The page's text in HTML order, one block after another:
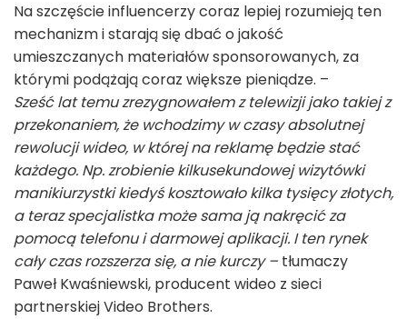
Na szczęście influencerzy coraz lepiej rozumieją ten
mechanizm i starają się dbać o jakość
umieszczanych materiałów sponsorowanych, za
którymi podążają coraz większe pieniądze. –
Sześć lat temu zrezygnowałem z telewizji jako takiej z
przekonaniem, że wchodzimy w czasy absolutnej
rewolucji wideo, w której na reklamę będzie stać
każdego. Np. zrobienie kilkusekundowej wizytówki
manikiurzystki kiedyś kosztowało kilka tysięcy złotych,
a teraz specjalistka może sama ją nakręcić za
pomocą telefonu i darmowej aplikacji. I ten rynek
cały czas rozszerza się, a nie kurczy – tłumaczy
Paweł Kwaśniewski, producent wideo z sieci
partnerskiej Video Brothers.